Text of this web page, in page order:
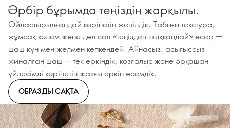
Әрбір бұрымда теңіздің жарқылы.
Ойластырылғандай көрінетін жеңілдік. Табиғи текстура,
жұмсақ көлем және дәл сол «теңізден шыққандай» әсер —
шаш күн мен желмен кепкендей. Айнасыз, асығыссыз
жиналған шаш — тек еркіндік, қозғалыс және әрқашан
үйлесімді көрінетін жазғы еркін әсемдік.
ОБРАЗДЫ САҚТА